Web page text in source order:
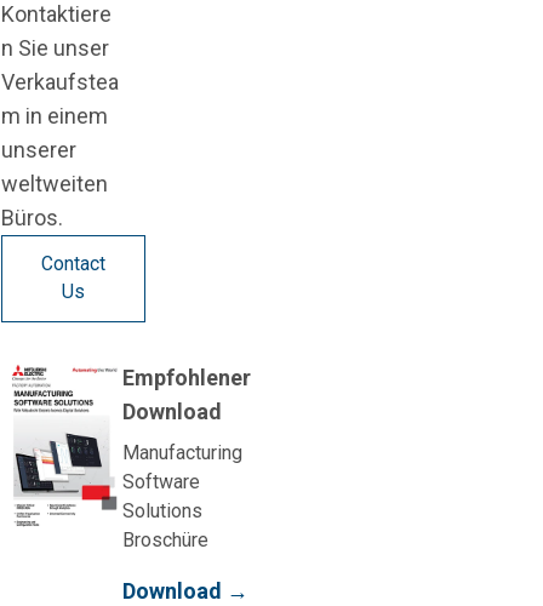
Kontaktiere
n Sie unser
Verkaufstea
m in einem
unserer
weltweiten
Büros.
Contact
Us
Empfohlener
Download
Manufacturing
Software
Solutions
Broschüre
Download →